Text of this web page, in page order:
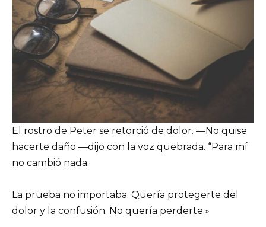
El rostro de Peter se retorció de dolor. —No quise
hacerte daño —dijo con la voz quebrada. “Para mí
no cambió nada.
La prueba no importaba. Quería protegerte del
dolor y la confusión. No quería perderte.»